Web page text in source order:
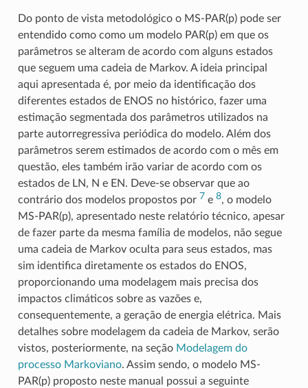
Do ponto de vista metodológico o MS-PAR(p) pode ser
entendido como como um modelo PAR(p) em que os
parâmetros se alteram de acordo com alguns estados
que seguem uma cadeia de Markov. A ideia principal
aqui apresentada é, por meio da identificação dos
diferentes estados de ENOS no histórico, fazer uma
estimação segmentada dos parâmetros utilizados na
parte autorregressiva periódica do modelo. Além dos
parâmetros serem estimados de acordo com o mês em
questão, eles também irão variar de acordo com os
estados de LN, N e EN. Deve-se observar que ao
contrário dos modelos propostos por 7 e 8, o modelo
MS-PAR(p), apresentado neste relatório técnico, apesar
de fazer parte da mesma família de modelos, não segue
uma cadeia de Markov oculta para seus estados, mas
sim identifica diretamente os estados do ENOS,
proporcionando uma modelagem mais precisa dos
impactos climáticos sobre as vazões e,
consequentemente, a geração de energia elétrica. Mais
detalhes sobre modelagem da cadeia de Markov, serão
vistos, posteriormente, na seção Modelagem do
processo Markoviano. Assim sendo, o modelo MS-
PAR(p) proposto neste manual possui a seguinte